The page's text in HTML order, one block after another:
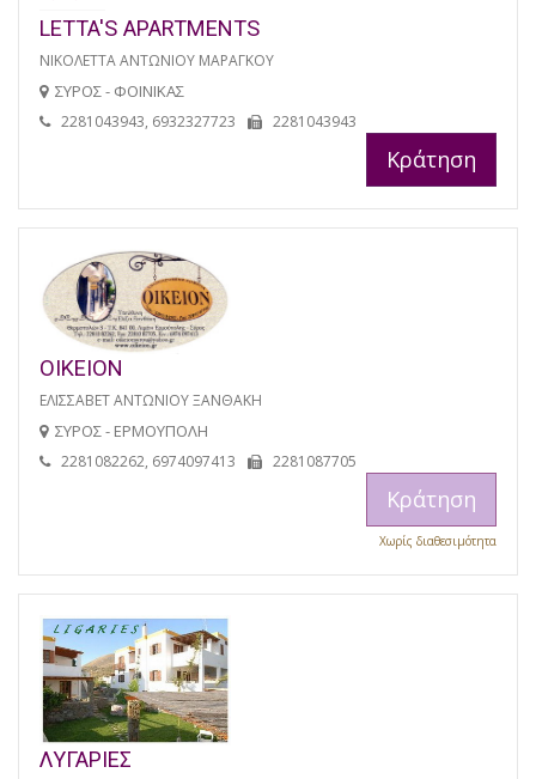
LETTA'S APARTMENTS
ΝΙΚΟΛΕΤΤΑ ΑΝΤΩΝΙΟΥ ΜΑΡΑΓΚΟΥ
ΣΥΡΟΣ - ΦΟΙΝΙΚΑΣ
2281043943, 6932327723 2281043943
Κράτηση
ΟΙΚΕΙΟΝ
ΕΛΙΣΣΑΒΕΤ ΑΝΤΩΝΙΟΥ ΞΑΝΘΑΚΗ
ΣΥΡΟΣ - ΕΡΜΟΥΠΟΛΗ
2281082262, 6974097413 2281087705
Κράτηση
Χωρίς διαθεσιμότητα
ΛΥΓΑΡΙΕΣ